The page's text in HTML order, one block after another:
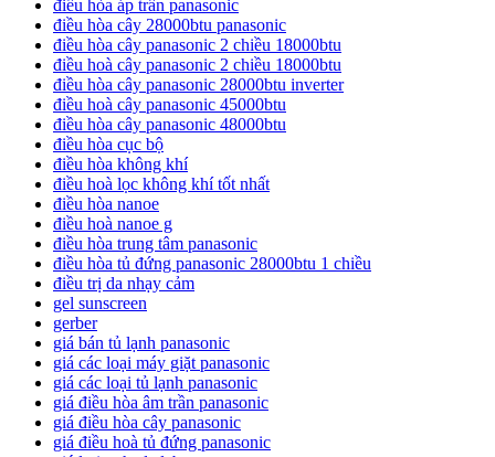
điều hòa áp trần panasonic
điều hòa cây 28000btu panasonic
điều hòa cây panasonic 2 chiều 18000btu
điều hoà cây panasonic 2 chiều 18000btu
điều hòa cây panasonic 28000btu inverter
điều hoà cây panasonic 45000btu
điều hòa cây panasonic 48000btu
điều hòa cục bộ
điều hòa không khí
điều hoà lọc không khí tốt nhất
điều hòa nanoe
điều hoà nanoe g
điều hòa trung tâm panasonic
điều hòa tủ đứng panasonic 28000btu 1 chiều
điều trị da nhạy cảm
gel sunscreen
gerber
giá bán tủ lạnh panasonic
giá các loại máy giặt panasonic
giá các loại tủ lạnh panasonic
giá điều hòa âm trần panasonic
giá điều hòa cây panasonic
giá điều hoà tủ đứng panasonic